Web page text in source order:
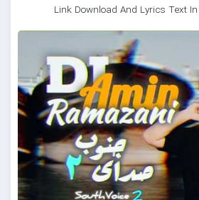
Link Download And Lyrics Text